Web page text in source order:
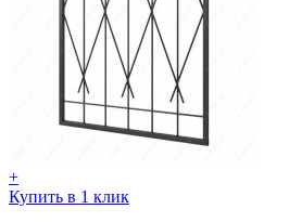
+
Купить в 1 клик